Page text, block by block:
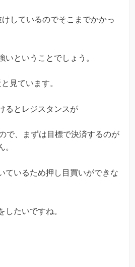
しているのでそこまでかかっ
いということでしょう。
見ています。
るとレジスタンスが
で、まずは目標で決済するのが
。
ているため押し目買いができな
したいですね。